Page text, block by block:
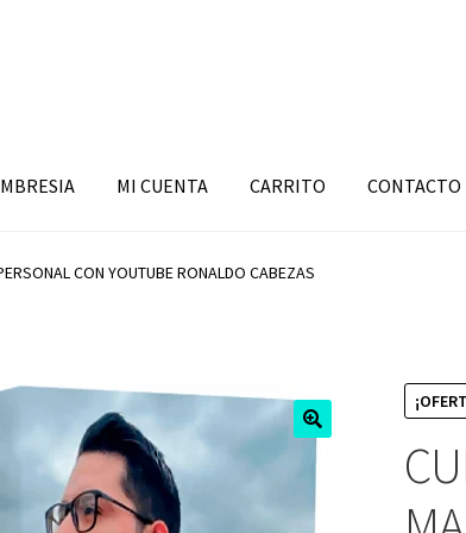
MI CUENTA CARRITO CONTACTO
CON YOUTUBE RONALDO CABEZAS